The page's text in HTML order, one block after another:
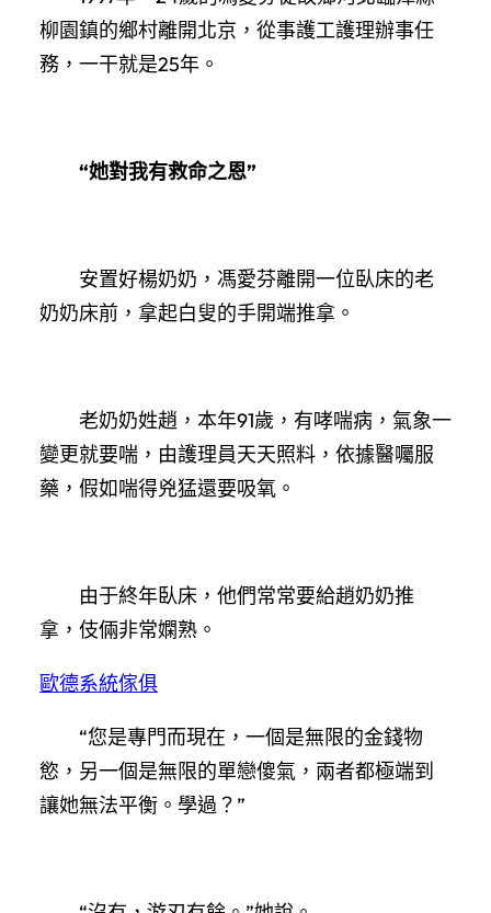
柳園鎮的鄉村離開北京，從事護工護理辦事任
務，一干就是25年。
“她對我有救命之恩”
安置好楊奶奶，馮愛芬離開一位臥床的老
奶奶床前，拿起白叟的手開端推拿。
老奶奶姓趙，本年91歲，有哮喘病，氣象一
變更就要喘，由護理員天天照料，依據醫囑服
藥，假如喘得兇猛還要吸氧。
由于終年臥床，他們常常要給趙奶奶推
拿，伎倆非常嫻熟。
歐德系統傢俱
“您是專門而現在，一個是無限的金錢物
慾，另一個是無限的單戀傻氣，兩者都極端到
讓她無法平衡。學過？”